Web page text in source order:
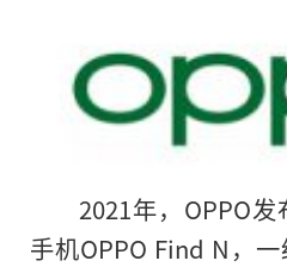
2021年，OPPO
手机OPPO Find N，